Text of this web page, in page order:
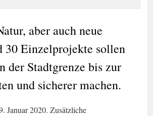
aber auch neue
30 Einzelprojekte sollen
der Stadtgrenze bis zur
und sicherer machen.
Januar 2020. Zusätzliche